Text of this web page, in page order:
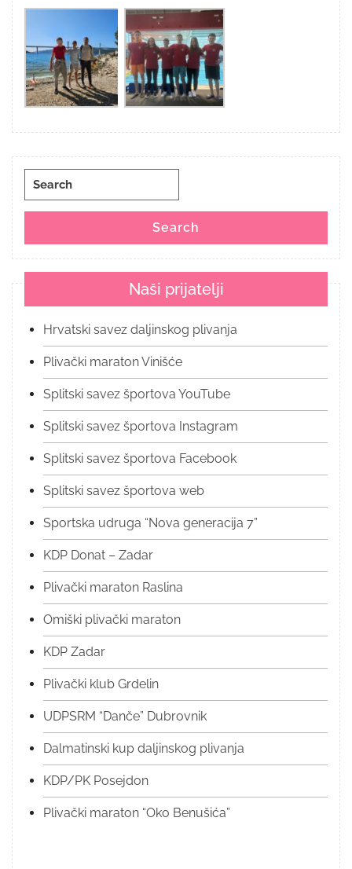
Search
for:
Search
Naši prijatelji
Hrvatski savez daljinskog plivanja
Plivački maraton Vinišće
Splitski savez športova YouTube
Splitski savez športova Instagram
Splitski savez športova Facebook
Splitski savez športova web
Sportska udruga “Nova generacija 7”
KDP Donat – Zadar
Plivački maraton Raslina
Omiški plivački maraton
KDP Zadar
Plivački klub Grdelin
UDPSRM “Danče” Dubrovnik
Dalmatinski kup daljinskog plivanja
KDP/PK Posejdon
Plivački maraton “Oko Benušića”